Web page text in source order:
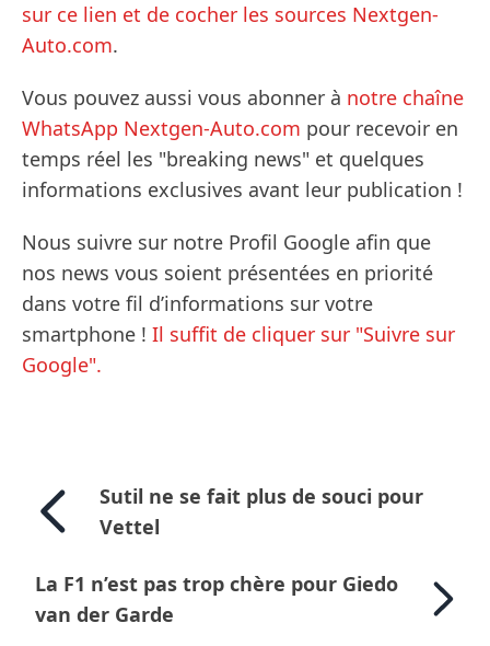
sur ce lien et de cocher les sources Nextgen-
Auto.com.
Vous pouvez aussi vous abonner à notre chaîne
WhatsApp Nextgen-Auto.com pour recevoir en
temps réel les "breaking news" et quelques
informations exclusives avant leur publication !
Nous suivre sur notre Profil Google afin que
nos news vous soient présentées en priorité
dans votre fil d’informations sur votre
smartphone ! Il suffit de cliquer sur "Suivre sur
Google".
Sutil ne se fait plus de souci pour
Vettel
La F1 n’est pas trop chère pour Giedo
van der Garde